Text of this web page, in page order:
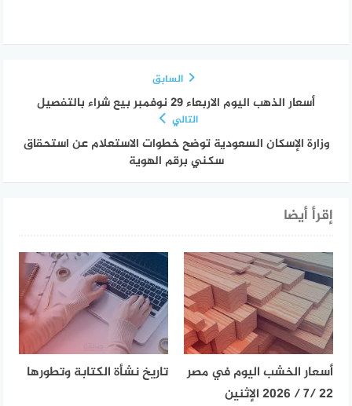
السابق
أسعار الذهب اليوم الاربعاء 29 نوفمبر بيع شراء بالتفصيل
التالي
وزارة الإسكان السعودية توضح خطوات الاستعلام عن استحقاق
سكني برقم الهوية
إقرأ أيضا
أسعار الخشب اليوم في مصر
22 /7 / 2026 الإثنين
تاريخ نشأة الكتابة وتطورها